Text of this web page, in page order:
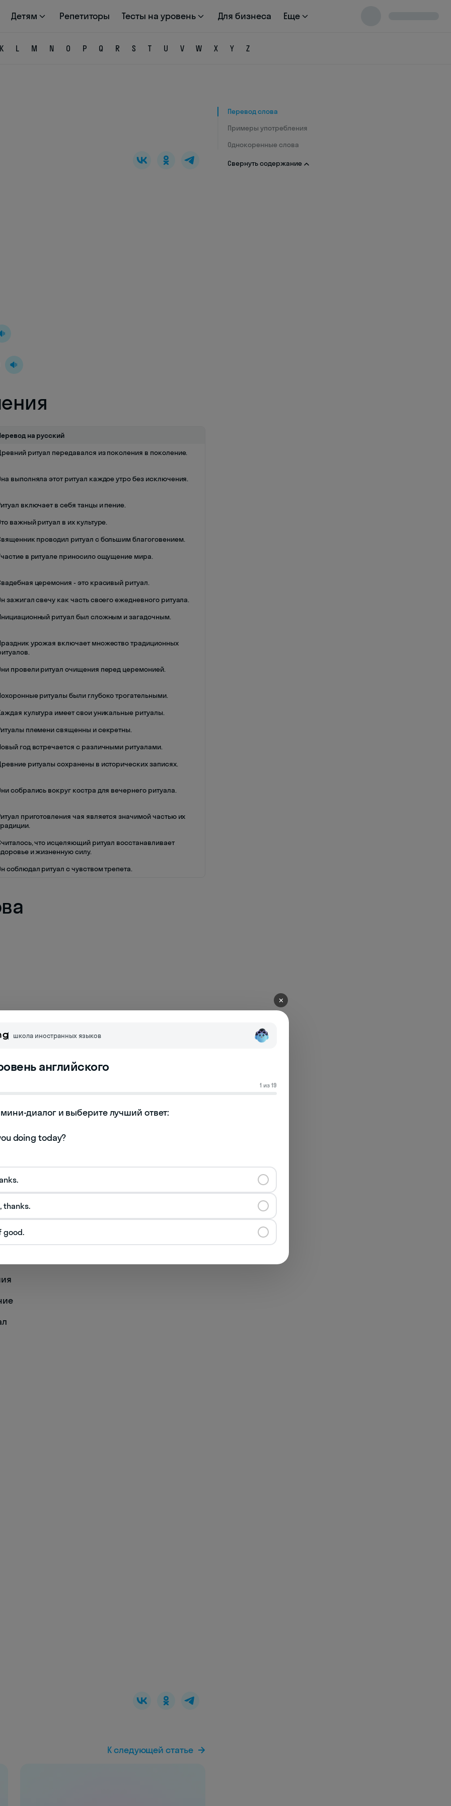
Детям Репетиторы Тесты на уровень Для бизнеса Еще
K L M N O P Q R S T U V W X Y Z
на русский
ритуал передавался из поколения в поколение.
выполняла этот ритуал каждое утро без исключения.
включает в себя танцы и пение.
важный ритуал в их культуре.
проводил ритуал с большим благоговением.
в ритуале приносило ощущение мира.
церемония - это красивый ритуал.
зажигал свечу как часть своего ежедневного ритуала.
ритуал был сложным и загадочным.
урожая включает множество традиционных
провели ритуал очищения перед церемонией.
ритуалы были глубоко трогательными.
культура имеет свои уникальные ритуалы.
племени священны и секретны.
год встречается с различными ритуалами.
ритуалы сохранены в исторических записях.
собрались вокруг костра для вечернего ритуала.
приготовления чая является значимой частью их
что исцеляющий ритуал восстанавливает
и жизненную силу.
соблюдал ритуал с чувством трепета.
К следующей статье
Перевод слова
Примеры употребления
Однокоренные слова
Свернуть содержание
✕
школа иностранных языков
английского
1 из 19
диалог и выберите лучший ответ:
thanks.
good.